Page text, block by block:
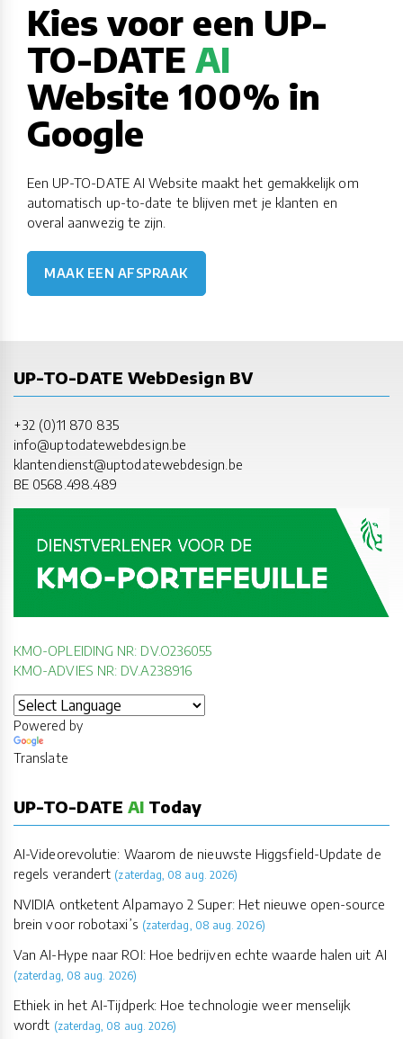
Kies voor een UP-
TO-DATE AI
Website 100% in
Google
Een UP-TO-DATE AI Website maakt het gemakkelijk om
automatisch up-to-date te blijven met je klanten en
overal aanwezig te zijn.
MAAK EEN AFSPRAAK
UP-TO-DATE WebDesign BV
+32 (0)11 870 835
info@uptodatewebdesign.be
klantendienst@uptodatewebdesign.be
BE 0568.498.489
KMO-OPLEIDING NR: DV.O236055
KMO-ADVIES NR: DV.A238916
Powered by
Translate
UP-TO-DATE AI Today
AI-Videorevolutie: Waarom de nieuwste Higgsfield-Update de
regels verandert (zaterdag, 08 aug. 2026)
NVIDIA ontketent Alpamayo 2 Super: Het nieuwe open-source
brein voor robotaxi’s (zaterdag, 08 aug. 2026)
Van AI-Hype naar ROI: Hoe bedrijven echte waarde halen uit AI
(zaterdag, 08 aug. 2026)
Ethiek in het AI-Tijdperk: Hoe technologie weer menselijk
wordt (zaterdag, 08 aug. 2026)